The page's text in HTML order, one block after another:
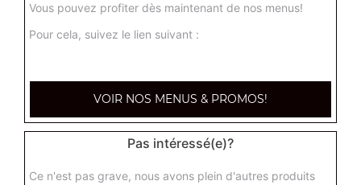
tarte flambée normal, tarte flambée forestière, tarte
+
Vous pouvez profiter dès maintenant de nos menus!
Pour cela, suivez le lien suivant :
VOIR NOS MENUS & PROMOS!
Pas intéressé(e)?
Ce n'est pas grave, nous avons plein d'autres produits